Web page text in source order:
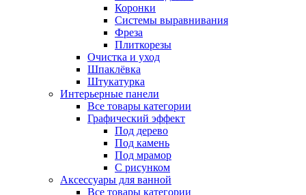
Коронки
Системы выравнивания
Фреза
Плиткорезы
Очистка и уход
Шпаклёвка
Штукатурка
Интерьерные панели
Все товары категории
Графический эффект
Под дерево
Под камень
Под мрамор
С рисунком
Аксессуары для ванной
Все товары категории